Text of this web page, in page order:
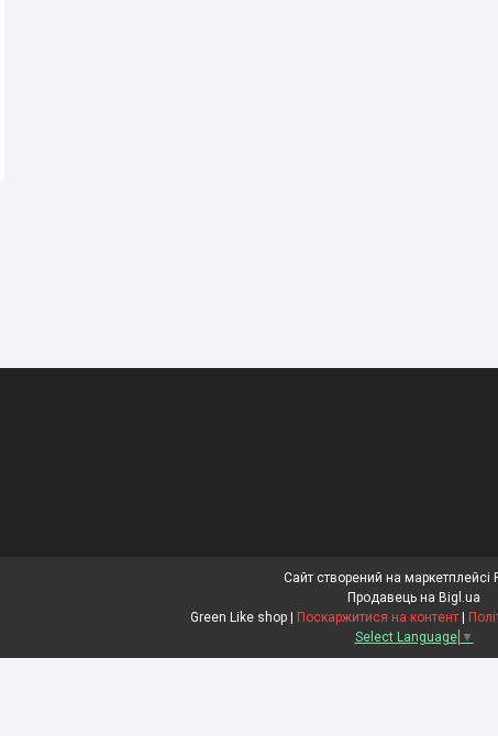
Сайт створений на маркетплейсі
Продавець на Bigl.ua
Green Like shop | Поскаржитися на контент |
Select Language ▼